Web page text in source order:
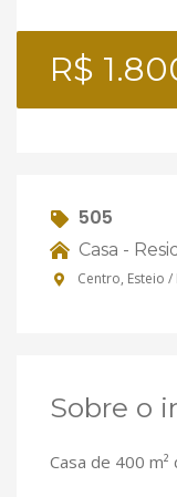
R$
505
Casa -
Centro, Esteio /
Sobre o
Casa de 400